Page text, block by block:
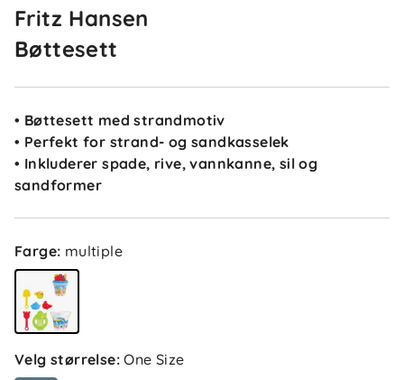
Fritz Hansen
Bøttesett
• Bøttesett med strandmotiv
• Perfekt for strand- og sandkasselek
• Inkluderer spade, rive, vannkanne, sil og
sandformer
Farge: multiple
Velg størrelse:One Size